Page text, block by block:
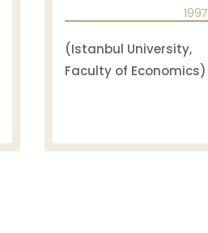
1997
(Istanbul University,
Faculty of Economics)